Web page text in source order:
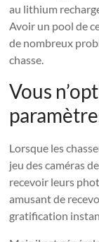
au lithium
Avoir un pool de
de nombreux
chasse.
Vous
Lorsque les
jeu des caméras
recevoir leurs
amusant de
gratification